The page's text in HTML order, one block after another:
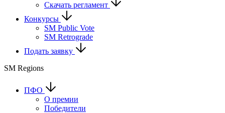
Скачать регламент
Конкурсы
SM Public Vote
SM Retrograde
Подать заявку
SM Regions
ПФО
О премии
Победители